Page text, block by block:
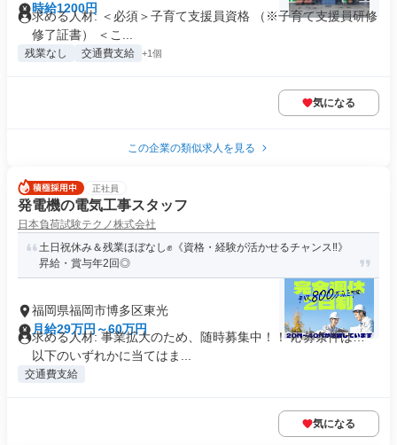
時給1200円
求める人材: ＜必須＞子育て支援員資格 （※子育て支援員研修
修了証書） ＜こ...
残業なし 交通費支給 +1個
気になる
この企業の類似求人を見る
正社員
発電機の電気工事スタッフ
日本負荷試験テクノ株式会社
土日祝休み＆残業ほぼなし✊️《資格・経験が活かせるチャンス‼》
昇給・賞与年2回◎
福岡県福岡市博多区東光
月給29万円～60万円
求める人材: 事業拡大のため、随時募集中！！ 応募条件は…
以下のいずれかに当てはま...
交通費支給
気になる